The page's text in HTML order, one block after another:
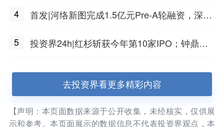
4
首发|河络新图完成1.5亿元Pre-A轮融资，深耕i
5
投资界24h|红杉斩获今年第10家IPO；钟鼎投
水
去投资界看更多精彩内容
【声明：本页面数据来源于公开收集，未经核实，仅供展
示和参考。本页面展示的数据信息不代表投资界观点，本